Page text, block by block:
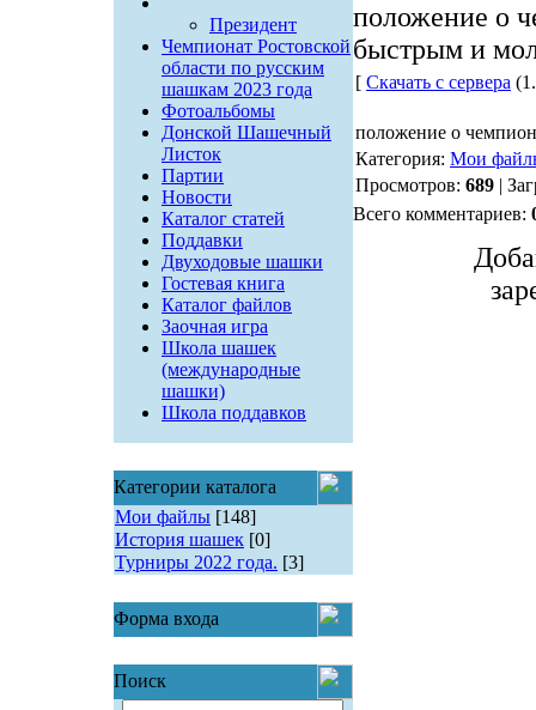
Президент
Чемпионат Ростовской
области по русским
шашкам 2023 года
Фотоальбомы
Донской Шашечный
Листок
Партии
Новости
Каталог статей
Поддавки
Двуходовые шашки
Гостевая книга
Каталог файлов
Заочная игра
Школа шашек
(международные
шашки)
Школа поддавков
Категории каталога
Мои файлы [148]
История шашек [0]
Турниры 2022 года. [3]
Форма входа
Поиск
положение о
быстрым и
[ Скачать с сервера
положение о
Категория: Мои
Просмотров: 689|
Всего комментариев: